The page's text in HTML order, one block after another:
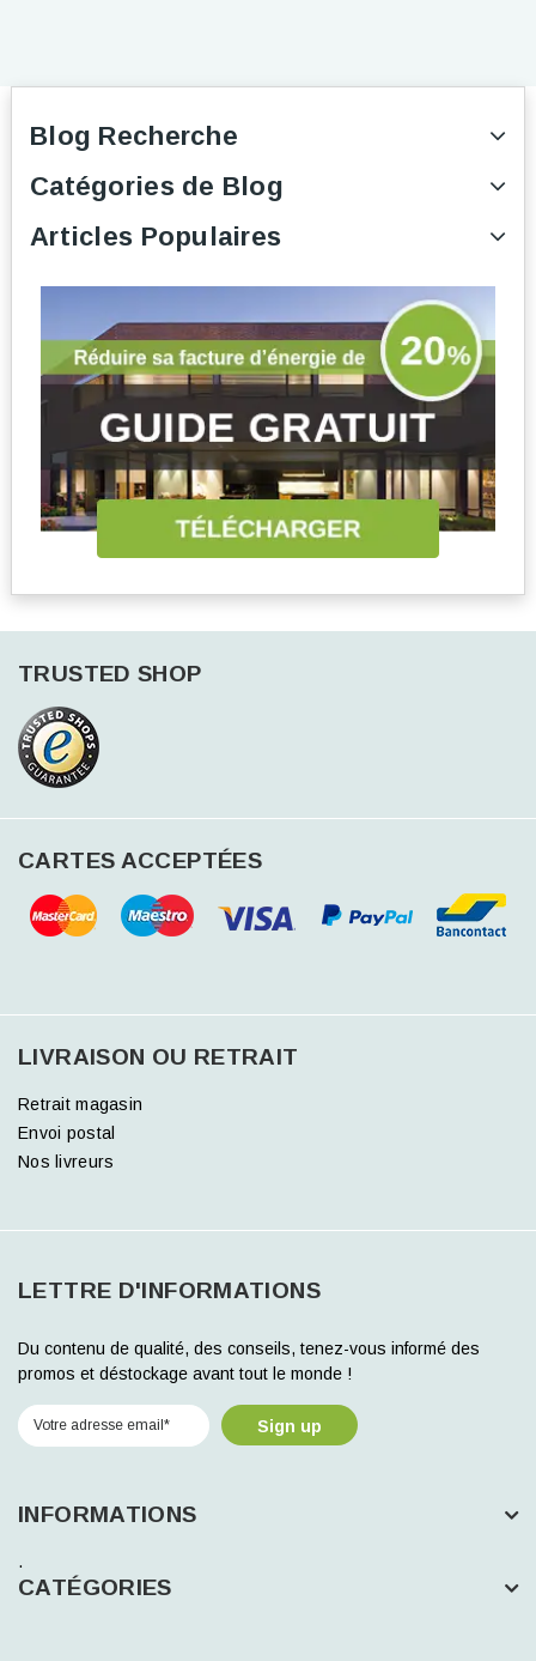
Blog Recherche
Catégories de Blog
Articles Populaires
TRUSTED SHOP
CARTES ACCEPTÉES
LIVRAISON OU RETRAIT
Retrait magasin
Envoi postal
Nos livreurs
LETTRE D'INFORMATIONS
Du contenu de qualité, des conseils, tenez-vous informé des
promos et déstockage avant tout le monde !
Sign up
INFORMATIONS
.
CATÉGORIES